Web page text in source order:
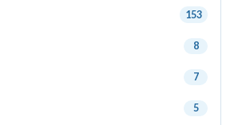
153
8
7
5